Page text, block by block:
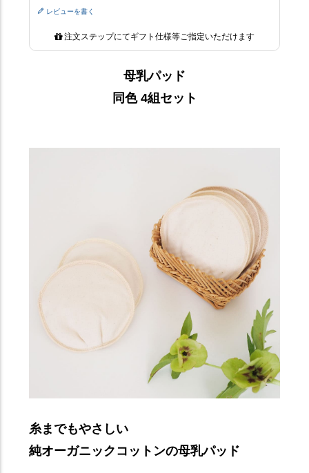
母乳パッド
同色 4組セット
糸までもやさしい
純オーガニックコットンの母乳パッド
レビューを書く
注文ステップにてギフト仕様等ご指定いただけます